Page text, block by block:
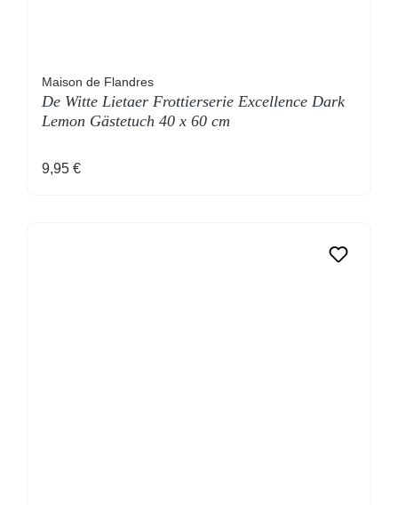
Maison de Flandres
De Witte Lietaer Frottierserie Excellence Dark
Lemon Gästetuch 40 x 60 cm
Regulärer Preis:
9,95 €